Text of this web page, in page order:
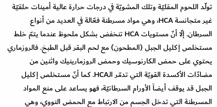
تولّد اللحوم المقليّة وتلك المشويّة في درجات حرارة عالية أمينات حلقيّة
غير متجانسة HCA، وهي مواد مسرطنة فعّالة في العديد من أنواع
السرطان. إلّا أنّ مستويات HCA تنخفض بشكل ملحوظ عندما يتمّ خلط
مستخلص إكليل الجبل (المطحون) مع لحم البقر قبل الطبخ. فالروزماري
يحتوي على حمض الكارنوسيك وحمض الروزمارينيك واثنين من
مضادّات الأكسدة القويّة التي تدمّر الـHCA. كما أنّ مستخلص إكليل
الجبل قد يوقف أيضاً الأورام السرطانيّة، فهو يساعد على منع المواد
المسرطنة التي تدخل الجسم من الارتباط مع الحمض النووي، وهي